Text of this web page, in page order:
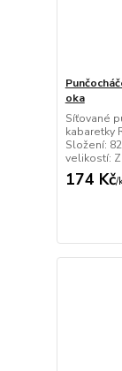
oka
Síťované
kabaretky
Složení:
velikostí:
174 Kč/